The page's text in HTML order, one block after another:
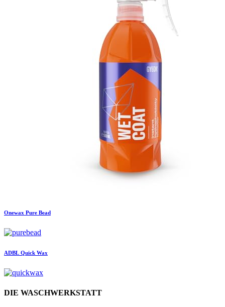
Onewax Pure Bead
ADBL Quick Wax
DIE WASCHWERKSTATT